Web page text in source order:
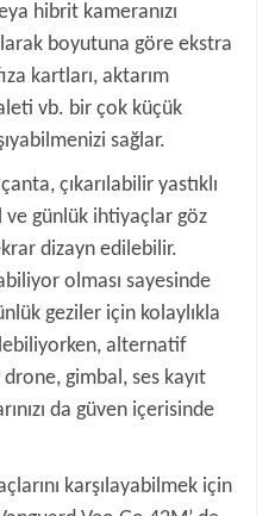
hibrit kameranızı
boyutuna göre ekstra
kartları, aktarım
vb. bir çok küçük
sağlar.
çıkarılabilir yastıklı
ve günlük ihtiyaçlar göz
dizayn edilebilir.
olması sayesinde
geziler için kolaylıkla
alternatif
gimbal, ses kayıt
da güven içerisinde
karşılayabilmek için